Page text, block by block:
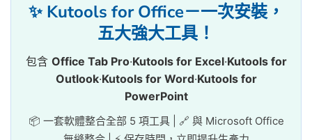
✨ Kutools for Office－一次安裝，
五大強大工具！
包含 Office Tab Pro·Kutools for Excel·Kutools for
Outlook·Kutools for Word·Kutools for
PowerPoint
📦 一套軟體整合全部 5 項工具 | 🔗 與 Microsoft Office